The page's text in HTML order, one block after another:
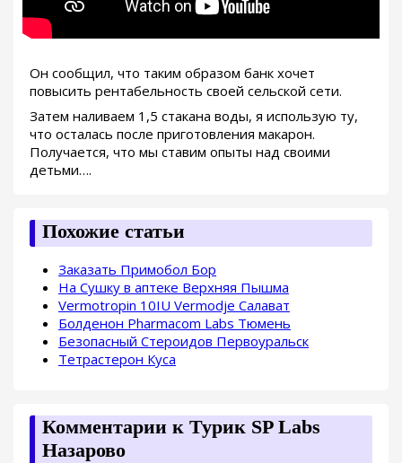
Он сообщил, что таким образом банк хочет
повысить рентабельность своей сельской сети.
Затем наливаем 1,5 стакана воды, я использую ту,
что осталась после приготовления макарон.
Получается, что мы ставим опыты над своими
детьми….
Похожие статьи
Заказать Примобол Бор
На Сушку в аптеке Верхняя Пышма
Vermotropin 10IU Vermodje Салават
Болденон Pharmacom Labs Тюмень
Безопасный Стероидов Первоуральск
Тетрастерон Куса
Комментарии к Турик SP Labs
Назарово